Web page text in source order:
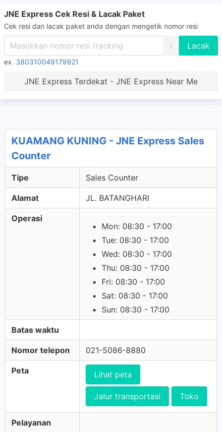
JNE Express Cek Resi & Lacak Paket
Cek resi dan lacak paket anda dengan mengetik nomor resi
X
ex. 380310049179921
JNE Express Terdekat - JNE Express Near Me
KUAMANG KUNING - JNE Express Sales
Counter
Tipe Sales Counter
Alamat JL. BATANGHARI
Operasi
Mon: 08:30 - 17:00
Tue: 08:30 - 17:00
Wed: 08:30 - 17:00
Thu: 08:30 - 17:00
Fri: 08:30 - 17:00
Sat: 08:30 - 17:00
Sun: 08:30 - 17:00
Batas waktu
Nomor telepon 021-5086-8880
Peta Lihat peta
Jalur transportasi Toko
Pelayanan